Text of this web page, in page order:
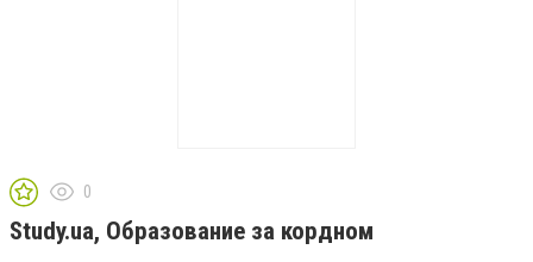
0
Study.ua, Образование за кордном